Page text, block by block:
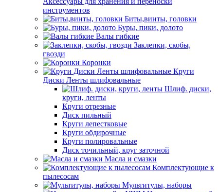
инструментов
Биты,винты, головки
Буры, пики, долото
Валы гибкие
Заклепки, скобы,
гвозди
Коронки
Круги
Диски Ленты шлифовальные
Шлиф. диски,
круги, ленты
Круги отрезные
Диск пильный
Круги лепестковые
Круги обдирочные
Круги полировальные
Диск точильный, круг заточной
Масла и смазки
Комплектующие к
пылесосам
Мультитулы, наборы